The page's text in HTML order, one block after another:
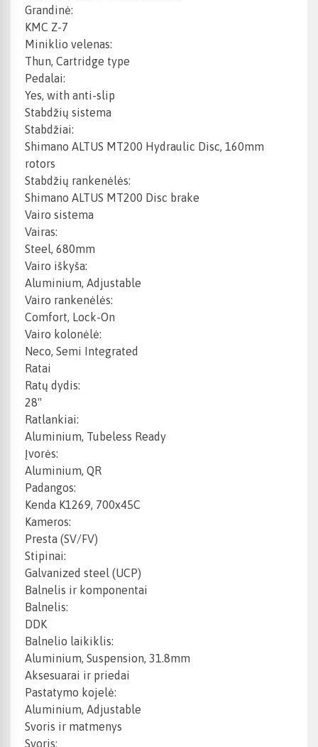
Grandinė:
KMC Z-7
Miniklio velenas:
Thun, Cartridge type
Pedalai:
Yes, with anti-slip
Stabdžių sistema
Stabdžiai:
Shimano ALTUS MT200 Hydraulic Disc, 160mm
rotors
Stabdžių rankenėlės:
Shimano ALTUS MT200 Disc brake
Vairo sistema
Vairas:
Steel, 680mm
Vairo iškyša:
Aluminium, Adjustable
Vairo rankenėlės:
Comfort, Lock-On
Vairo kolonėlė:
Neco, Semi Integrated
Ratai
Ratų dydis:
28"
Ratlankiai:
Aluminium, Tubeless Ready
Įvorės:
Aluminium, QR
Padangos:
Kenda K1269, 700x45C
Kameros:
Presta (SV/FV)
Stipinai:
Galvanized steel (UCP)
Balnelis ir komponentai
Balnelis:
DDK
Balnelio laikiklis:
Aluminium, Suspension, 31.8mm
Aksesuarai ir priedai
Pastatymo kojelė:
Aluminium, Adjustable
Svoris ir matmenys
Svoris: